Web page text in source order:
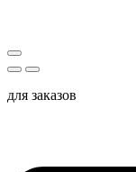
для заказов